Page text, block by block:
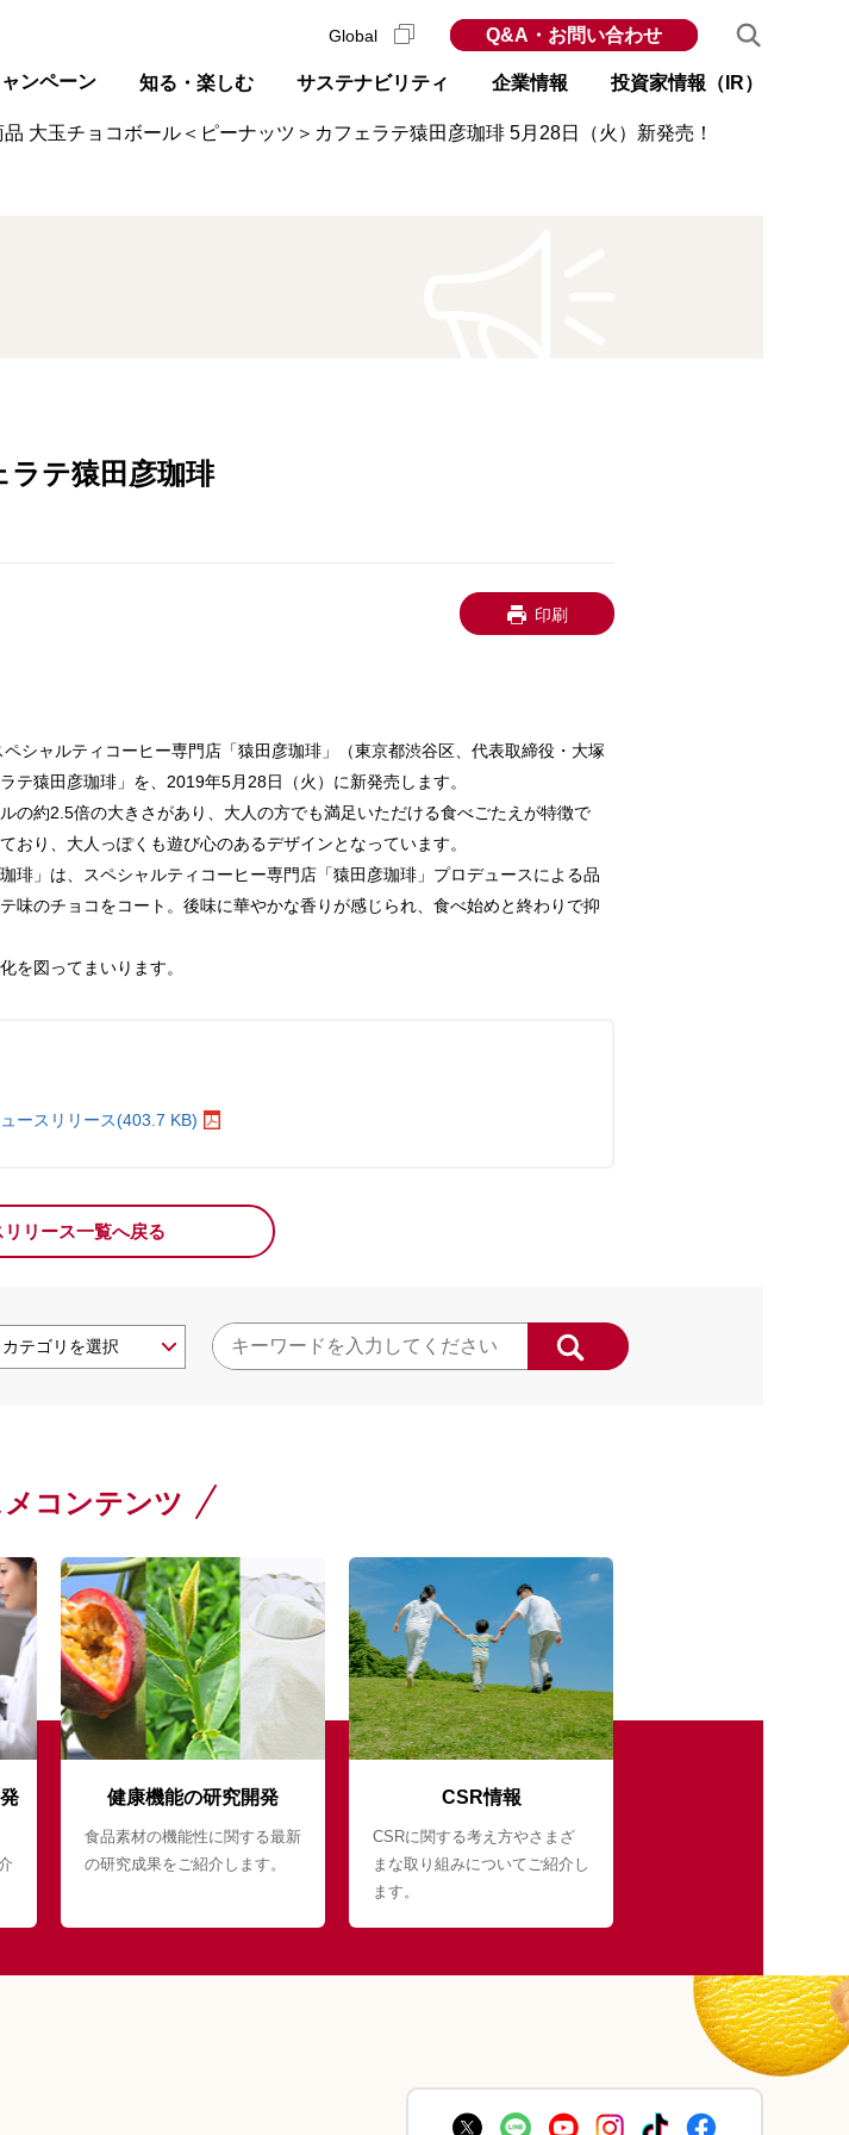
ンペーン 知る・楽しむ サステナビリティ 企業情報 投資家情報（IR）
Global Q&A・お問い合わせ
大玉チョコボール＜ピーナッツ＞カフェラテ猿田彦珈琲 5月28日（火）新発売！
テ猿田彦珈琲
印刷
シャルティコーヒー専門店「猿田彦珈琲」（東京都渋谷区、代表取締役・大塚
猿田彦珈琲」を、2019年5月28日（火）に新発売します。
の約2.5倍の大きさがあり、大人の方でも満足いただける食べごたえが特徴で
り、大人っぽくも遊び心のあるデザインとなっています。
琲」は、スペシャルティコーヒー専門店「猿田彦珈琲」プロデュースによる品
味のチョコをコート。後味に華やかな香りが感じられ、食べ始めと終わりで抑
を図ってまいります。
ースリリース(403.7 KB)
リリース一覧へ戻る
コンテンツ
健康機能の研究開発
食品素材の機能性に関する最新
の研究成果をご紹介します。
CSR情報
CSRに関する考え方やさまざ
まな取り組みについてご紹介し
ます。